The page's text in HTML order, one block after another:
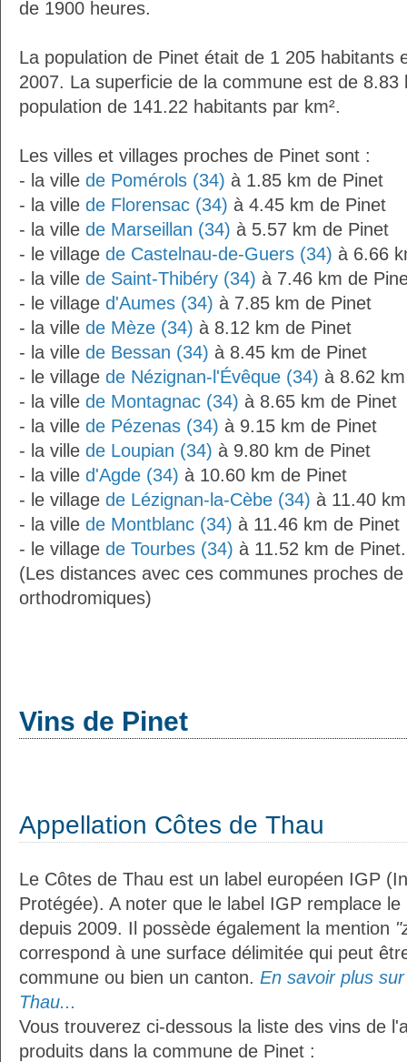
de 1900 heures.
La population de Pinet était de 1 205 habitants
2007. La superficie de la commune est de 8.83
population de 141.22 habitants par km².
Les villes et villages proches de Pinet sont :
- la ville de Pomérols (34) à 1.85 km de Pinet
- la ville de Florensac (34) à 4.45 km de Pinet
- la ville de Marseillan (34) à 5.57 km de Pinet
- le village de Castelnau-de-Guers (34) à 6.66
- la ville de Saint-Thibéry (34) à 7.46 km de
- le village d'Aumes (34) à 7.85 km de Pinet
- la ville de Mèze (34) à 8.12 km de Pinet
- la ville de Bessan (34) à 8.45 km de Pinet
- le village de Nézignan-l'Évêque (34) à 8.62
- la ville de Montagnac (34) à 8.65 km de Pinet
- la ville de Pézenas (34) à 9.15 km de Pinet
- la ville de Loupian (34) à 9.80 km de Pinet
- la ville d'Agde (34) à 10.60 km de Pinet
- le village de Lézignan-la-Cèbe (34) à 11.40
- la ville de Montblanc (34) à 11.46 km de Pinet
- le village de Tourbes (34) à 11.52 km de Pinet.
(Les distances avec ces communes proches
orthodromiques)
Vins de Pinet
Appellation Côtes de Thau
Le Côtes de Thau est un label européen IGP
Protégée). A noter que le label IGP remplace
depuis 2009. Il possède également la mention
correspond à une surface délimitée qui peut
commune ou bien un canton. En savoir plus
Thau...
Vous trouverez ci-dessous la liste des vins de
produits dans la commune de Pinet :